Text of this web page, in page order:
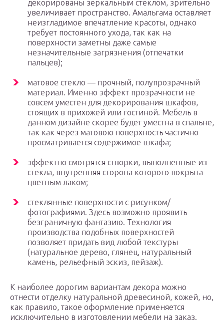
декорированы зеркальным стеклом, зрительно
увеличивает пространство. Амальгама оставляет
неизгладимое впечатление красоты, однако
требует постоянного ухода, так как на
поверхности заметны даже самые
незначительные загрязнения (отпечатки
пальцев);
матовое стекло — прочный, полупрозрачный
материал. Именно эффект прозрачности не
совсем уместен для декорирования шкафов,
стоящих в прихожей или гостиной. Мебель в
данном дизайне скорее будет уместна в спальне,
так как через матовою поверхность частично
просматривается содержимое шкафа;
эффектно смотрятся створки, выполненные из
стекла, внутренняя сторона которого покрыта
цветным лаком;
стеклянные поверхности с рисунком/
фотографиями. Здесь возможно проявить
безграничную фантазию. Технология
производства подобных поверхностей
позволяет придать вид любой текстуры
(натуральное дерево, глянец, натуральный
камень, рельефный эскиз, пейзаж).
К наиболее дорогим вариантам декора можно
отнести отделку натуральной древесиной, кожей, но,
как правило, такое оформление применяется
исключительно в изготовлении мебели на заказ.